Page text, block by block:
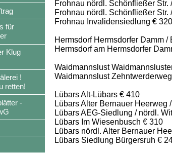
für
Klug
!
retten!
-
Frohnau nördl. Schönfließer Str.
Frohnau nördl. Schönfließer
Frohnau Invalidensiedlung € 320
Hermsdorf Hermsdorfer Damm /
Hermsdorf am Hermsdorfer
Waidmannslust
Waidmannslust
Lübars Alt-Lübars € 410
Lübars Alter Bernauer Heerweg
Lübars AEG-Siedlung / nördl.
Lübars Im Wiesenbusch € 310
Lübars nördl. Alter Bernauer
Lübars Siedlung Bürgersruh €